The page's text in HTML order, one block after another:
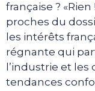
française ?
proches du
les intérêts
régnante qui
l’industrie et
tendances